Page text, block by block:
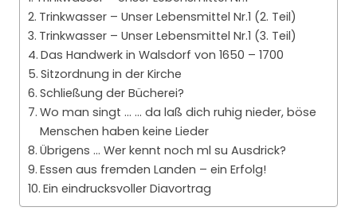
Trinkwasser – Unser Lebensmittel Nr.1 (2. Teil)
Trinkwasser – Unser Lebensmittel Nr.1 (3. Teil)
Das Handwerk in Walsdorf von 1650 – 1700
Sitzordnung in der Kirche
Schließung der Bücherei?
Wo man singt … … da laß dich ruhig nieder, böse
Menschen haben keine Lieder
Übrigens … Wer kennt noch ml su Ausdrick?
Essen aus fremden Landen – ein Erfolg!
Ein eindrucksvoller Diavortrag